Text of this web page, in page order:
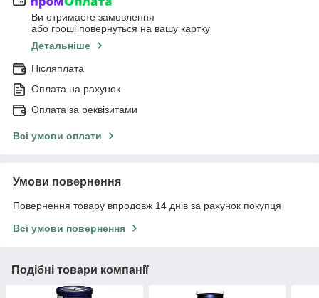
Ви отримаєте замовлення
або гроші повернуться на вашу картку
Детальніше
Післяплата
Оплата на рахунок
Оплата за реквізитами
Всі умови оплати
Умови повернення
Повернення товару впродовж 14 днів за рахунок покупця
Всі умови повернення
Подібні товари компанії